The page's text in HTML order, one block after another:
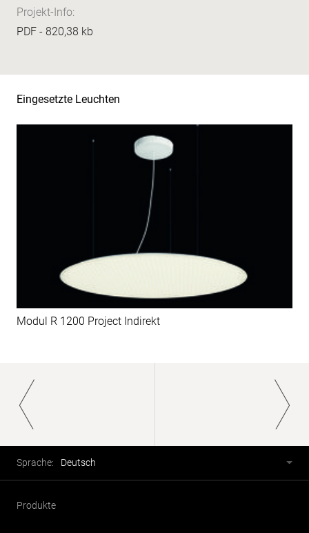
Projekt-Info:
PDF - 820,38 kb
Eingesetzte Leuchten
Modul R 1200 Project Indirekt
Sprache: Deutsch
Produkte